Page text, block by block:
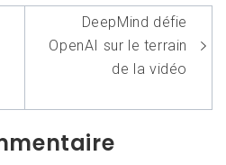
DeepMind défie
OpenAI sur le terrain
de la vidéo